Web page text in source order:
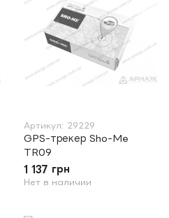
Артикул: 29229
GPS-трекер Sho-Me
TR09
1 137 грн
Нет в наличии